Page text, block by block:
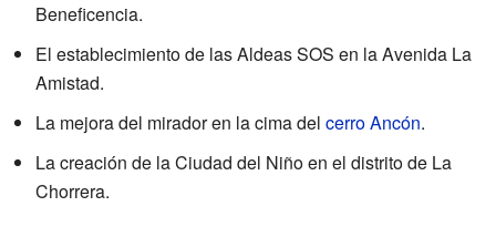
Beneficencia.
El establecimiento de las Aldeas SOS en la Avenida La
Amistad.
La mejora del mirador en la cima del cerro Ancón.
La creación de la Ciudad del Niño en el distrito de La
Chorrera.